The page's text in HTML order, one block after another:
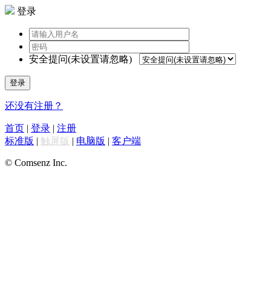
登录
安全提问(未设置请忽略)
登录
还没有注册？
首页 | 登录 | 注册
标准版 | 触屏版 | 电脑版 | 客户端
© Comsenz Inc.